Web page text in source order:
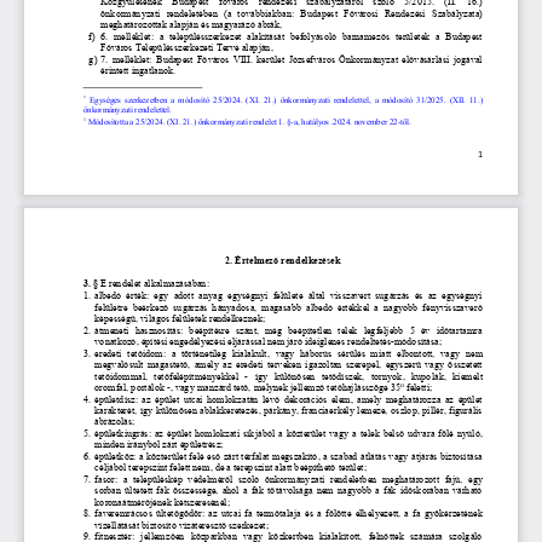
1
önkormányzati  rendeletében  (a  továbbiakban: Budapest Fővárosi Rendezési Szabályzata)
meghatározottak alapján és magyarázó ábrák
f) 6 .  melléklet: a településszerkezet  alakítását  befolyásoló  barnamezős  területek  a  Budapest
Főváros Településszerkezeti Terve alapján
g) 7 . melléklet: Budapest Főváros VIII. kerület Józsefváros Önkormányzat elővásárlási jogával
érintett ingatlanok
* Egységes szerkezetben  a módosító 25/2024 .  (XI. 21 .) önkormányzati  rendelettel,  a  módosító 31/2025.  (XII.  11.)
önkormányzati rendelettel
1 Módosította a 25/2024 . (XI. 21.) önkormányzati rendelet 1. § a, hatályos .2024. november 22 től.
2. Értelmező rendelkezések
3. § E rendelet alkalmazásában:
1.
albedó érték:  egy  adott  anyag  egységnyi  felülete  által  visszavert  sugárzás  és  az  egységnyi
felületre  beérkező  sugárzás  hányadosa
magasabb  albedó  értékkel  a  nagyobb  fényvisszaverő
képességű, világos felületek rendelkeznek;
2. átmeneti  hasznosítás:  beépítésre  szánt,  még  beépítetlen  telek  legfeljebb  5  év  időtartamra
vonatkozó, építési engedélyezési eljárással nem járó ideiglenes rendeltetés-módosítása;
3. eredeti  tetőidom:  a  történetileg  kialakult, vagy háborús  sérülés  miatt  elbontott,  vagy  nem
megvalósult  magastető, amely az  eredeti  terveken  igazoltan  szerepel,
egyszerű vagy összetett
tetőidommal,  tetőfelépítményekkel - így  különösen tetődíszek, tornyok ,   kupolák,   kiemelt
oromfal , portálok -, vagy manzárd tető, melynek jellemző tetőhajlásszöge 35o feletti;
4. épületdísz:  az  épület utcai  homlokzatán lévő dekorációs  elem,  amely meghatározza  az  épület
karakterét, így különösen ablakkeretezés, párkány, franciaerkély lemeze, oszlop, pillér, figurális
ábrázolás;
5. épületkiugrás: az épület homlokzati síkjából a közterület vagy a telek belső udvara fölé nyúló,
minden irányból zárt épületrész;
6. épületköz: a közterület felé eső zárt térfalat megszakító, a szabad átlátás vagy átjárás biztosítása
céljából terepszint felett nem, de a terepszint alatt beépíthető terület;
7. fasor:  a  településkép védelméről  szóló  önkormányzati rendeletben  meghatározott  fajú,  egy
sorban ültetett fák összessége, ahol a fák tőtávolsága nem nagyobb a fák időskorában várható
koronaátmérőjének kétszeresénél;
8. faveremrácsos ültetőgödör: az utcai fa termőtalaja és a fölötte elhelyezett,  a  fa gyökérzetének
vízellátását biztosító vízáteresztő szerkezet;
9. fitnesztér:  jellemzően  közparkban  vagy  közkertben  kialakított,  felnőttek  számára  szolgáló